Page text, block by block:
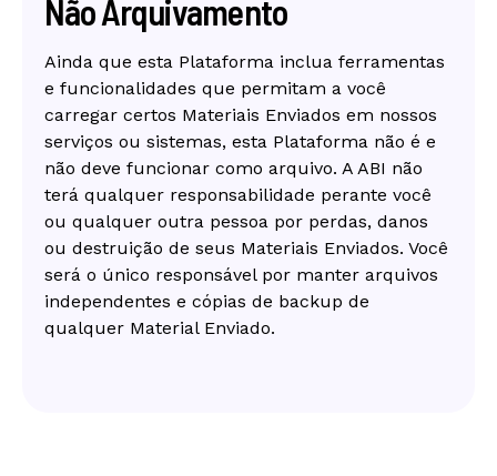
Não Arquivamento
Ainda que esta Plataforma inclua ferramentas
e funcionalidades que permitam a você
carregar certos Materiais Enviados em nossos
serviços ou sistemas, esta Plataforma não é e
não deve funcionar como arquivo. A ABI não
terá qualquer responsabilidade perante você
ou qualquer outra pessoa por perdas, danos
ou destruição de seus Materiais Enviados. Você
será o único responsável por manter arquivos
independentes e cópias de backup de
qualquer Material Enviado.